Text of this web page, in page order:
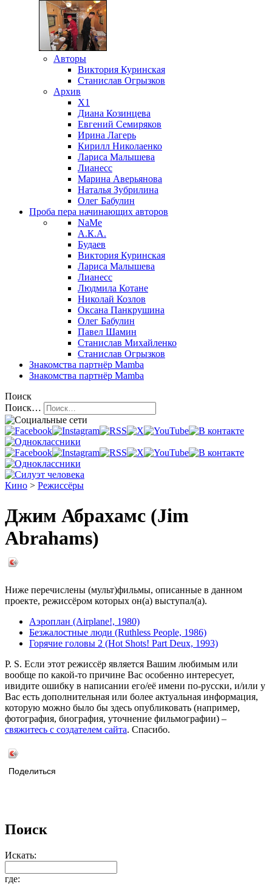
Авторы
Виктория Куринская
Станислав Огрызков
Архив
X1
Диана Козинцева
Евгений Семиряков
Ирина Лагерь
Кирилл Николаенко
Лариса Малышева
Лианесс
Марина Аверьянова
Наталья Зубрилина
Олег Бабулин
Проба пера начинающих авторов
NaMe
А.К.А.
Будаев
Виктория Куринская
Лариса Малышева
Лианесс
Людмила Котане
Николай Козлов
Оксана Панкрушина
Олег Бабулин
Павел Шамин
Станислав Михайленко
Станислав Огрызков
Знакомства партнёр Mamba
Знакомства партнёр Mamba
Поиск
Поиск…
Кино > Режиссёры
Джим Абрахамс (Jim
Abrahams)
Ниже перечислены (мульт)фильмы, описанные в данном
проекте, режиссёром которых он(а) выступал(а).
Аэроплан (Airplane!, 1980)
Безжалостные люди (Ruthless People, 1986)
Горячие головы 2 (Hot Shots! Part Deux, 1993)
P. S. Если этот режиссёр является Вашим любимым или
вообще по какой-то причине Вас особенно интересует,
ивидите ошибку в написании его/её имени по-русски, и/или у
Вас есть дополнительная или более актуальная информация,
которую можно было бы здесь опубликовать (например,
фотография, биография, уточнение фильмографии) –
свяжитесь с создателем сайта. Спасибо.
Поделиться
Поиск
Искать:
где: